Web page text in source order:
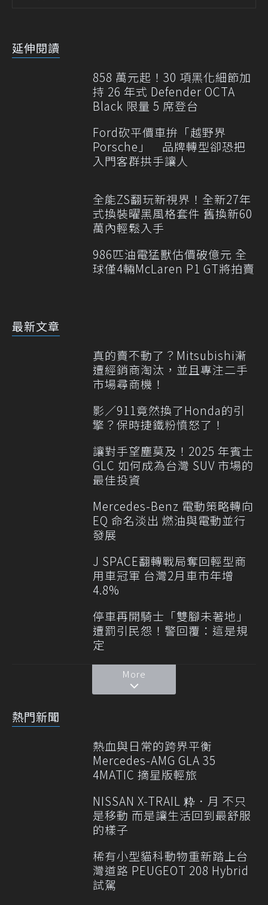
延伸閱讀
858 萬元起！30 項黑化細節加
持 26 年式 Defender OCTA
Black 限量 5 席登台
Ford砍平價車拚「越野界
Porsche」 品牌轉型卻恐把
入門客群拱手讓人
全能ZS翻玩新視界！全新27年
式換裝曜黑風格套件 舊換新60
萬內輕鬆入手
986匹油電猛獸估價破億元 全
球僅4輛McLaren P1 GT將拍賣
最新文章
真的賣不動了？Mitsubishi漸
遭經銷商淘汰，並且專注二手
市場尋商機！
影／911竟然換了Honda的引
擎？保時捷鐵粉憤怒了！
讓對手望塵莫及！2025 年賓士
GLC 如何成為台灣 SUV 市場的
最佳投資
Mercedes-Benz 電動策略轉向
EQ 命名淡出 燃油與電動並行
發展
J SPACE翻轉戰局奪回輕型商
用車冠軍 台灣2月車市年增
4.8%
停車再開騎士「雙腳未著地」
遭罰引民怨！警回覆：這是規
定
More
熱門新聞
熱血與日常的跨界平衡
Mercedes-AMG GLA 35
4MATIC 摘星版輕旅
NISSAN X-TRAIL 粋．月 不只
是移動 而是讓生活回到最舒服
的樣子
稀有小型貓科動物重新踏上台
灣道路 PEUGEOT 208 Hybrid
試駕